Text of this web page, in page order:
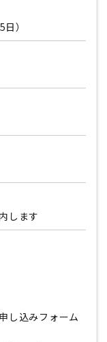
）
します
し込みフォーム